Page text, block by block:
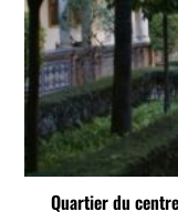
Quartier du